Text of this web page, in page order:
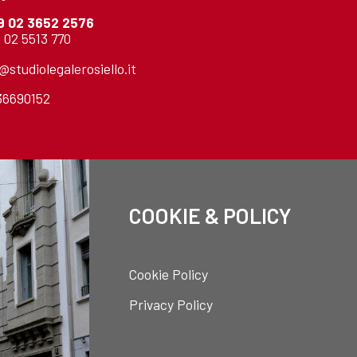
02 3652 2576
5513 770
COOKIE & POLICY
Cookie Policy
Privacy Policy